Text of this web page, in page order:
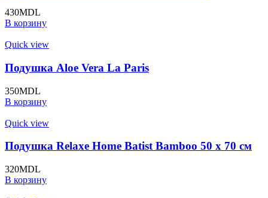
430MDL
В корзину
Quick view
Подушка Aloe Vera La Paris
350MDL
В корзину
Quick view
Подушка Relaxe Home Batist Bamboo 50 x 70 см
320MDL
В корзину